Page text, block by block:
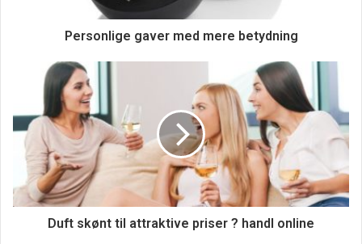
Personlige gaver med mere betydning
Duft skønt til attraktive priser ? handl online